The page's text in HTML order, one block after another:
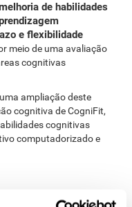
de habilidades
e flexibilidade
meio de uma avaliação
cognitivas
ampliação deste
cognitiva de CogniFit,
cognitivas
computadorizado e